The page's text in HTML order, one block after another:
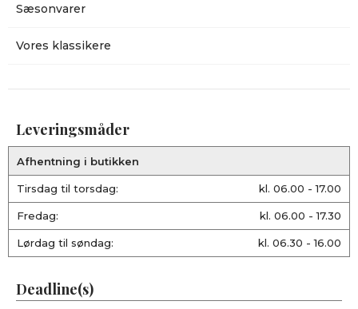
Sæsonvarer
Vores klassikere
Leveringsmåder
Afhentning i butikken
Tirsdag til torsdag: kl. 06.00 - 17.00
Fredag: kl. 06.00 - 17.30
Lørdag til søndag: kl. 06.30 - 16.00
Deadline(s)